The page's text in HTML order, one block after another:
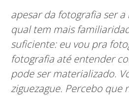
apesar da fotografia ser
qual tem mais
suficiente: eu vou pra
fotografia até entender
pode ser materializado.
ziguezague. Percebo que